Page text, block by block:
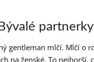
partnerky
gentleman mlčí. Mlčí o
na ženské. To nejhorší,